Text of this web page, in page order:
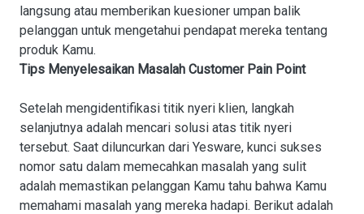
langsung atau memberikan kuesioner umpan balik
pelanggan untuk mengetahui pendapat mereka tentang
produk Kamu.
Tips Menyelesaikan Masalah Customer Pain Point
Setelah mengidentifikasi titik nyeri klien, langkah
selanjutnya adalah mencari solusi atas titik nyeri
tersebut. Saat diluncurkan dari Yesware, kunci sukses
nomor satu dalam memecahkan masalah yang sulit
adalah memastikan pelanggan Kamu tahu bahwa Kamu
memahami masalah yang mereka hadapi. Berikut adalah